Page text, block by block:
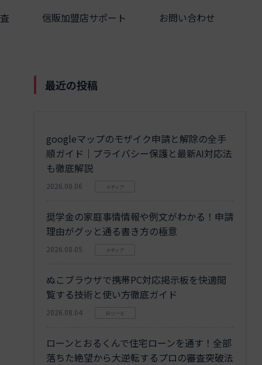
信販加盟店サポート お問い合わせ
最近の投稿
googleマップのモザイク申請と解除の全手
順ガイド｜プライバシー保護と最新AI対応法
も徹底解説
2026.08.06 メディア
奨学金の家庭事情情報や例文がわかる！申請
理由がグッと通る書き方の極意
2026.08.05 メディア
ぬこブラウザで携帯PC対応掲示板を快適閲
覧する技術と使い方徹底ガイド
2026.08.04 AIツール
ローンとおるくんで住宅ローンを通す！全部
落ちた絶望から大逆転するプロの審査突破法